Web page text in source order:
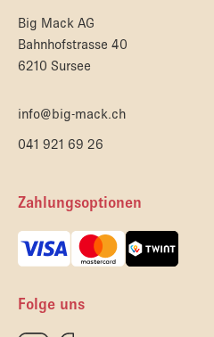
Big Mack AG
Bahnhofstrasse 40
6210 Sursee
info@big-mack.ch
041 921 69 26
Zahlungsoptionen
Folge uns